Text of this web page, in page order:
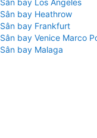
Sân bay Los Angeles
Sân bay Heathrow
Sân bay Frankfurt
Sân bay Venice Marco
Sân bay Malaga